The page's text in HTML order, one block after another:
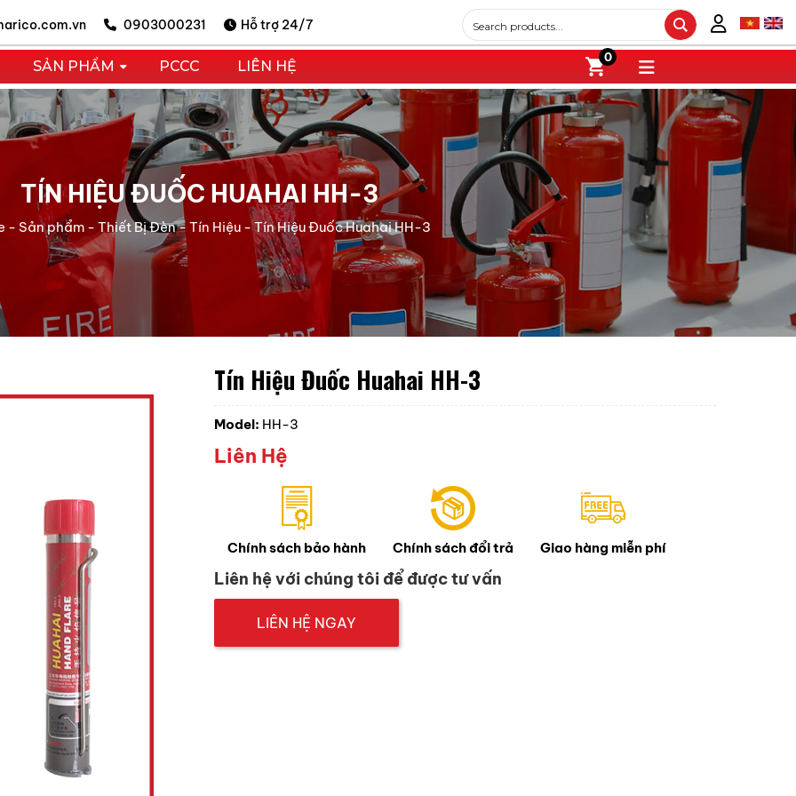
0903000231 Hỗ trợ 24/7
SẢN PHẨM PCCC LIÊN HỆ
0
TÍN HIỆU ĐUỐC HUAHAI HH-3
- Sản phẩm - Thiết Bị Đèn - Tín Hiệu -Tín Hiệu Đuốc Huahai HH-3
Tín Hiệu Đuốc Huahai HH-3
Model: HH-3
Liên Hệ
Chính sách bảo hành Chính sách đổi trả Giao hàng miễn phí
Liên hệ với chúng tôi để được tư vấn
LIÊN HỆ NGAY